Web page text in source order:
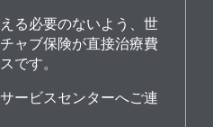
る必要のないよう、世
ャブ保険が直接治療費
です。
ービスセンターへご連